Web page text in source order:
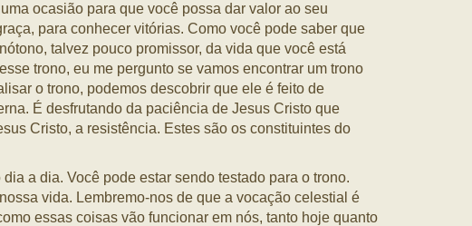
ocasião para que você possa dar valor ao seu
para conhecer vitórias. Como você pode saber que
talvez pouco promissor, da vida que você está
trono, eu me pergunto se vamos encontrar um trono
o trono, podemos descobrir que ele é feito de
É desfrutando da paciência de Jesus Cristo que
Cristo, a resistência. Estes são os constituintes do
a dia. Você pode estar sendo testado para o trono.
vida. Lembremo-nos de que a vocação celestial é
essas coisas vão funcionar em nós, tanto hoje quanto